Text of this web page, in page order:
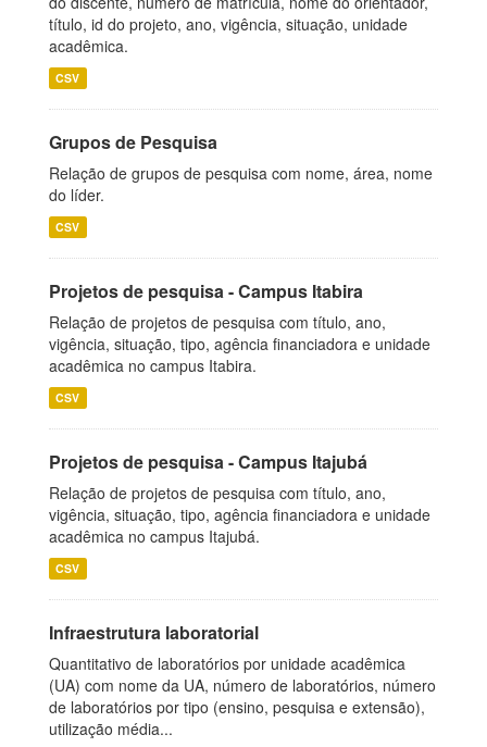
título, id do projeto, ano, vigência, situação, unidade
acadêmica.
CSV
Grupos de Pesquisa
Relação de grupos de pesquisa com nome, área, nome
do líder.
CSV
Projetos de pesquisa - Campus Itabira
Relação de projetos de pesquisa com título, ano,
vigência, situação, tipo, agência financiadora e unidade
acadêmica no campus Itabira.
CSV
Projetos de pesquisa - Campus Itajubá
Relação de projetos de pesquisa com título, ano,
vigência, situação, tipo, agência financiadora e unidade
acadêmica no campus Itajubá.
CSV
Infraestrutura laboratorial
Quantitativo de laboratórios por unidade acadêmica
(UA) com nome da UA, número de laboratórios, número
de laboratórios por tipo (ensino, pesquisa e extensão),
utilização média...